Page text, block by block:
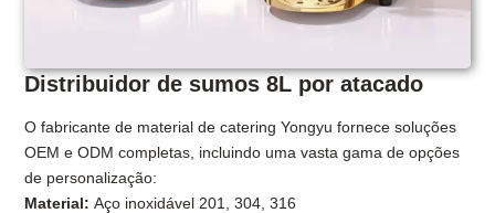
Distribuidor de sumos 8L por atacado
O fabricante de material de catering Yongyu fornece soluções
OEM e ODM completas, incluindo uma vasta gama de opções
de personalização:
Material: Aço inoxidável 201, 304, 316